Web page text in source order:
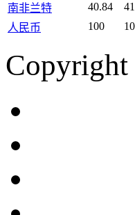
南非兰特
40.84
人民币
100
Copyright